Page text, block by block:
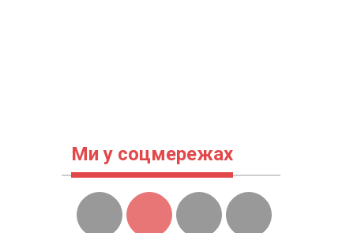
Ми у соцмережах